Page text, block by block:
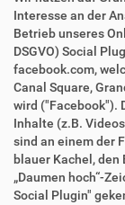
Interesse an der
Betrieb unseres
DSGVO) Social
facebook.com,
Canal Square,
wird ("Facebook").
Inhalte (z.B.
sind an einem der
blauer Kachel,
„Daumen hoch“-
Social Plugin"